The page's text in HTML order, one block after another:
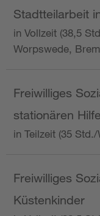
Stadtteilarbeit
in Vollzeit (38,5
Worpswede,
Freiwilliges
stationären
in Teilzeit (35
Freiwilliges
Küstenkinder